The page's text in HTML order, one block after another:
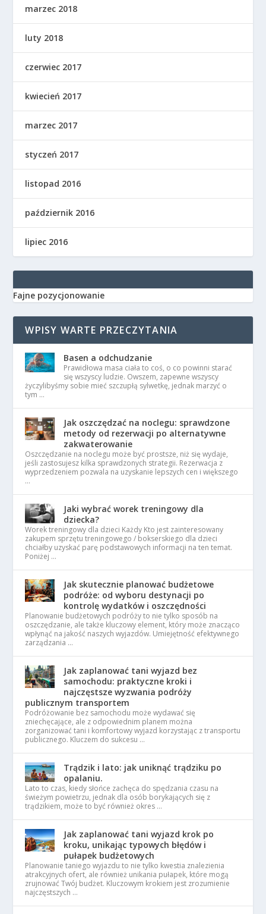
marzec 2018
luty 2018
czerwiec 2017
kwiecień 2017
marzec 2017
styczeń 2017
listopad 2016
październik 2016
lipiec 2016
Fajne pozycjonowanie
WPISY WARTE PRZECZYTANIA
Basen a odchudzanie
Prawidłowa masa ciała to coś, o co powinni starać
się wszyscy ludzie. Owszem, zapewne wszyscy
życzylibyśmy sobie mieć szczupłą sylwetkę, jednak marzyć o
tym …
Jak oszczędzać na noclegu: sprawdzone
metody od rezerwacji po alternatywne
zakwaterowanie
Oszczędzanie na noclegu może być prostsze, niż się wydaje,
jeśli zastosujesz kilka sprawdzonych strategii. Rezerwacja z
wyprzedzeniem pozwala na uzyskanie lepszych cen i większego
…
Jaki wybrać worek treningowy dla
dziecka?
Worek treningowy dla dzieci Każdy Kto jest zainteresowany
zakupem sprzętu treningowego / bokserskiego dla dzieci
chciałby uzyskać parę podstawowych informacji na ten temat.
Poniżej …
Jak skutecznie planować budżetowe
podróże: od wyboru destynacji po
kontrolę wydatków i oszczędności
Planowanie budżetowych podróży to nie tylko sposób na
oszczędzanie, ale także kluczowy element, który może znacząco
wpłynąć na jakość naszych wyjazdów. Umiejętność efektywnego
zarządzania …
Jak zaplanować tani wyjazd bez
samochodu: praktyczne kroki i
najczęstsze wyzwania podróży
publicznym transportem
Podróżowanie bez samochodu może wydawać się
zniechęcające, ale z odpowiednim planem można
zorganizować tani i komfortowy wyjazd korzystając z transportu
publicznego. Kluczem do sukcesu …
Trądzik i lato: jak uniknąć trądziku po
opalaniu.
Lato to czas, kiedy słońce zachęca do spędzania czasu na
świeżym powietrzu, jednak dla osób borykających się z
trądzikiem, może to być również okres …
Jak zaplanować tani wyjazd krok po
kroku, unikając typowych błędów i
pułapek budżetowych
Planowanie taniego wyjazdu to nie tylko kwestia znalezienia
atrakcyjnych ofert, ale również unikania pułapek, które mogą
zrujnować Twój budżet. Kluczowym krokiem jest zrozumienie
najczęstszych …